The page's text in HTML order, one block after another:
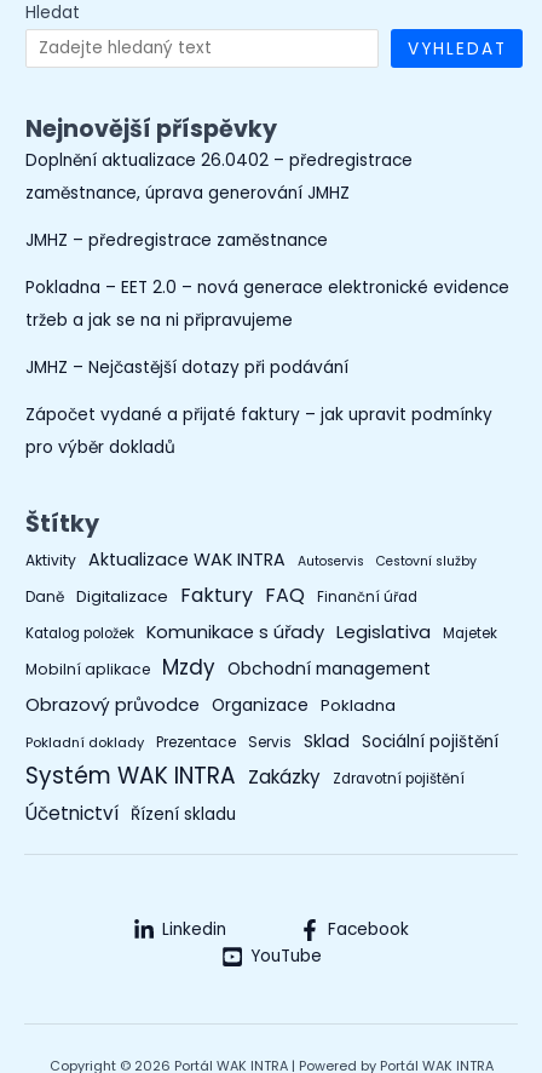
Hledat
VYHLEDAT
Nejnovější příspěvky
Doplnění aktualizace 26.0402 – předregistrace
zaměstnance, úprava generování JMHZ
JMHZ – předregistrace zaměstnance
Pokladna – EET 2.0 – nová generace elektronické evidence
tržeb a jak se na ni připravujeme
JMHZ – Nejčastější dotazy při podávání
Zápočet vydané a přijaté faktury – jak upravit podmínky
pro výběr dokladů
Štítky
Aktivity Aktualizace WAK INTRA Autoservis Cestovní služby
Daně Digitalizace Faktury FAQ
Finanční úřad
Katalog položek
Komunikace s úřady Legislativa Majetek
Mobilní aplikace Mzdy Obchodní management
Obrazový průvodce Organizace Pokladna
Pokladní doklady Prezentace Servis Sklad Sociální pojištění
Systém WAK INTRA Zakázky Zdravotní pojištění
Účetnictví Řízení skladu
Linkedin
Facebook
YouTube
Copyright © 2026 Portál WAK INTRA | Powered by Portál WAK INTRA